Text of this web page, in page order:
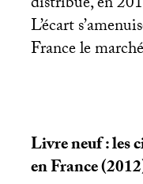
L’écart
France le
Livre neuf : les
en France